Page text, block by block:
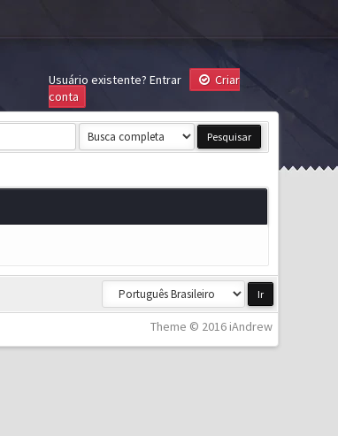
Usuário existente? Entrar
Criar
conta
Theme © 2016 iAndrew